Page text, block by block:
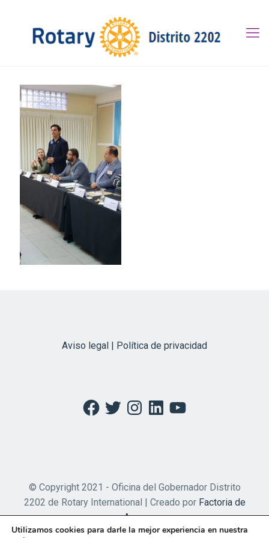
Aviso legal | Política de privacidad
Facebook
TwitterInstagramLinkedInYouTube
© Copyright 2021 - Oficina del Gobernador Distrito
2202 de Rotary International | Creado por Factoria de
Apps
Utilizamos cookies para darle la mejor experiencia en nuestra